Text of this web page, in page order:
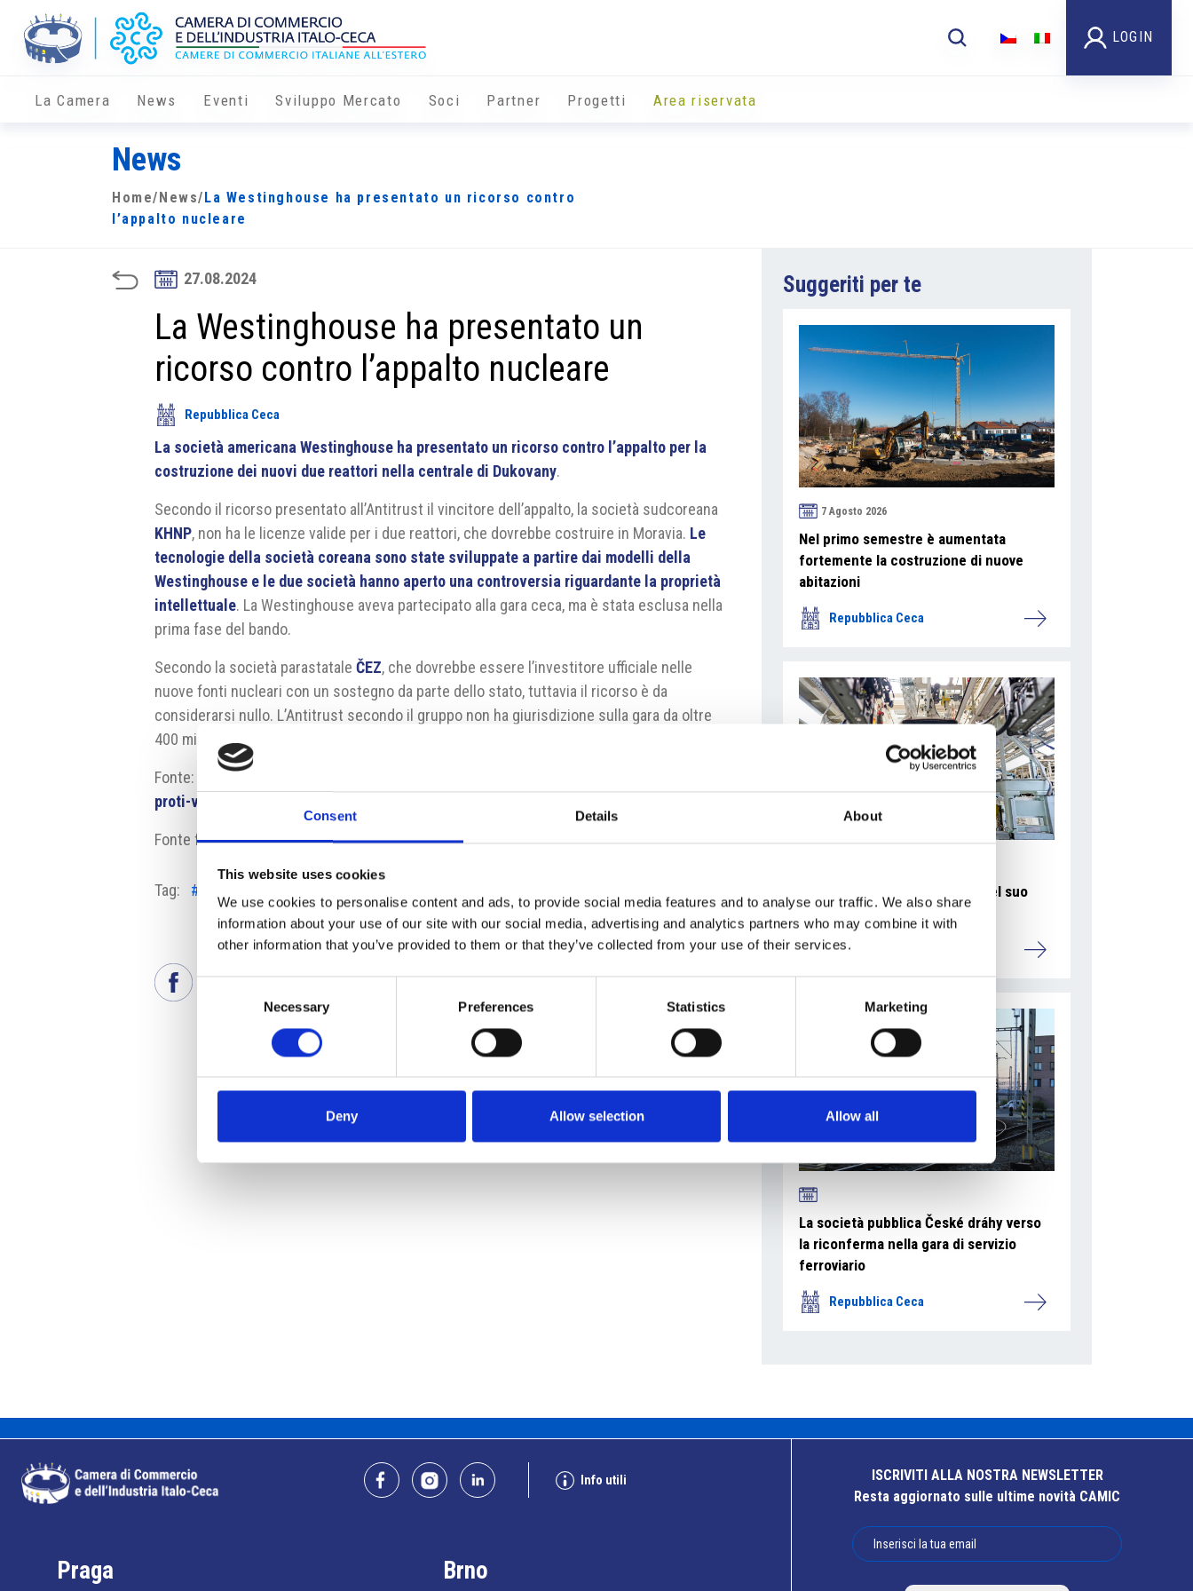
Consent Details About
This website uses cookies
We use cookies to personalise content and ads, to provide social media features and to analyse our traffic. We also share
information about your use of our site with our social media, advertising and analytics partners who may combine it with
other information that you’ve provided to them or that they’ve collected from your use of their services.
Necessary Preferences Statistics Marketing
Deny Allow selection Allow all
LOGIN
La Camera News Eventi Sviluppo Mercato Soci Partner Progetti Area riservata
News
Home/ News/ La Westinghouse ha presentato un ricorso contro
l’appalto nucleare
27.08.2024
La Westinghouse ha presentato un
ricorso contro l’appalto nucleare
Repubblica Ceca
La società americana Westinghouse ha presentato un ricorso contro l’appalto per la
costruzione dei nuovi due reattori nella centrale di Dukovany.
Secondo il ricorso presentato all’Antitrust il vincitore dell’appalto, la società sudcoreana
KHNP, non ha le licenze valide per i due reattori, che dovrebbe costruire in Moravia. Le
tecnologie della società coreana sono state sviluppate a partire dai modelli della
Westinghouse e le due società hanno aperto una controversia riguardante la proprietà
intellettuale. La Westinghouse aveva partecipato alla gara ceca, ma è stata esclusa nella
prima fase del bando.
Secondo la società parastataleČEZ, che dovrebbe essere l’investitore ufficiale nelle
nuove fonti nucleari con un sostegno da parte dello stato, tuttavia il ricorso è da
considerarsi nullo. L’Antitrust secondo il gruppo non ha giurisdizione sulla gara da oltre
400 miliardi di corone, che si è svolta in un regime speciale di sicurezza.
Fonte:
https://ct24.ceskatelevize.cz/clanek/domaci/westinghouse-podal-odvolani-
proti-vitezstvi-khnp-v-tendru-na-dostavbu-dukovan-352401
Fonte fotografia: ČEZ
Tag: #ČEZ
intelettuale
Suggeriti per te
7 Agosto 2026
Nel primo semestre è aumentata
fortemente la costruzione di nuove
abitazioni
Repubblica Ceca
La Škoda avvia la produzione del suo
SUV Peaq
Repubblica Ceca
La società pubblica České dráhy verso
la riconferma nella gara di servizio
ferroviario
Repubblica Ceca
Info utili
Praga Brno
ISCRIVITI ALLA NOSTRA NEWSLETTER
Resta aggiornato sulle ultime novità CAMIC